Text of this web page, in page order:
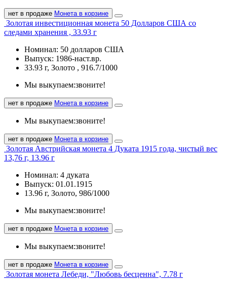
нет в продаже Монета в корзине
Золотая инвестиционная монета 50 Долларов США со
следами хранения , 33.93 г
Номинал: 50 долларов США
Выпуск: 1986-наст.вр.
33.93 г, Золото , 916.7/1000
Мы выкупаем:звоните!
нет в продаже Монета в корзине
Мы выкупаем:звоните!
нет в продаже Монета в корзине
Золотая Австрийская монета 4 Дуката 1915 года, чистый вес
13,76 г, 13.96 г
Номинал: 4 дуката
Выпуск: 01.01.1915
13.96 г, Золото, 986/1000
Мы выкупаем:звоните!
нет в продаже Монета в корзине
Мы выкупаем:звоните!
нет в продаже Монета в корзине
Золотая монета Лебеди, "Любовь бесценна", 7.78 г